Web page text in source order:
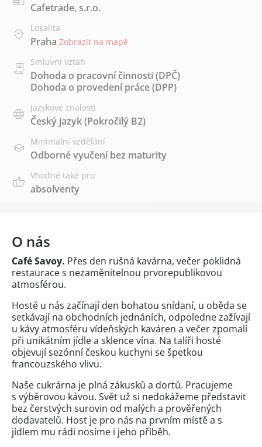
Cafetrade, s.r.o.
Lokalita
Praha Zobrazit na mapě
Smluvní vztah
Dohoda o pracovní činnosti (DPČ)
Dohoda o provedení práce (DPP)
Jazykové znalosti
Český jazyk(Pokročilý B2)
Minimální vzdělání
Odborné vyučení bez maturity
Vhodné také pro
absolventy
O nás
Café Savoy. Přes den rušná kavárna, večer poklidná
restaurace s nezaměnitelnou prvorepublikovou
atmosférou.
Hosté u nás začínají den bohatou snídaní, u oběda se
setkávají na obchodních jednáních, odpoledne zažívají
u kávy atmosféru vídeňských kaváren a večer zpomalí
při unikátním jídle a sklence vína. Na talíři hosté
objevují sezónní českou kuchyni se špetkou
francouzského vlivu.
Naše cukrárna je plná zákusků a dortů. Pracujeme
s výběrovou kávou. Svět už si nedokážeme představit
bez čerstvých surovin od malých a prověřených
dodavatelů. Host je pro nás na prvním místě a s
jídlem mu rádi nosíme i jeho příběh.